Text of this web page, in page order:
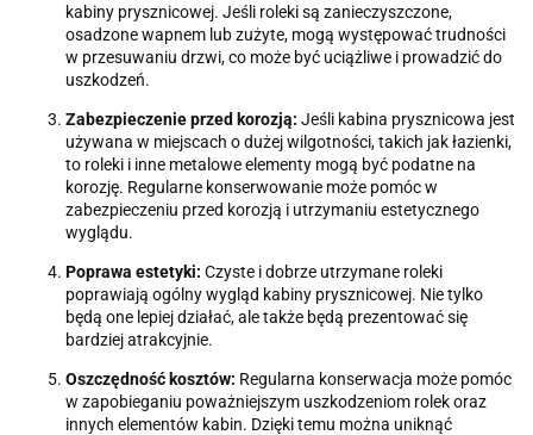
kabiny prysznicowej. Jeśli roleki są zanieczyszczone,
osadzone wapnem lub zużyte, mogą występować trudności
w przesuwaniu drzwi, co może być uciążliwe i prowadzić do
uszkodzeń.
Zabezpieczenie przed korozją: Jeśli kabina prysznicowa jest
używana w miejscach o dużej wilgotności, takich jak łazienki,
to roleki i inne metalowe elementy mogą być podatne na
korozję. Regularne konserwowanie może pomóc w
zabezpieczeniu przed korozją i utrzymaniu estetycznego
wyglądu.
Poprawa estetyki: Czyste i dobrze utrzymane roleki
poprawiają ogólny wygląd kabiny prysznicowej. Nie tylko
będą one lepiej działać, ale także będą prezentować się
bardziej atrakcyjnie.
Oszczędność kosztów: Regularna konserwacja może pomóc
w zapobieganiu poważniejszym uszkodzeniom rolek oraz
innych elementów kabin. Dzięki temu można uniknąć